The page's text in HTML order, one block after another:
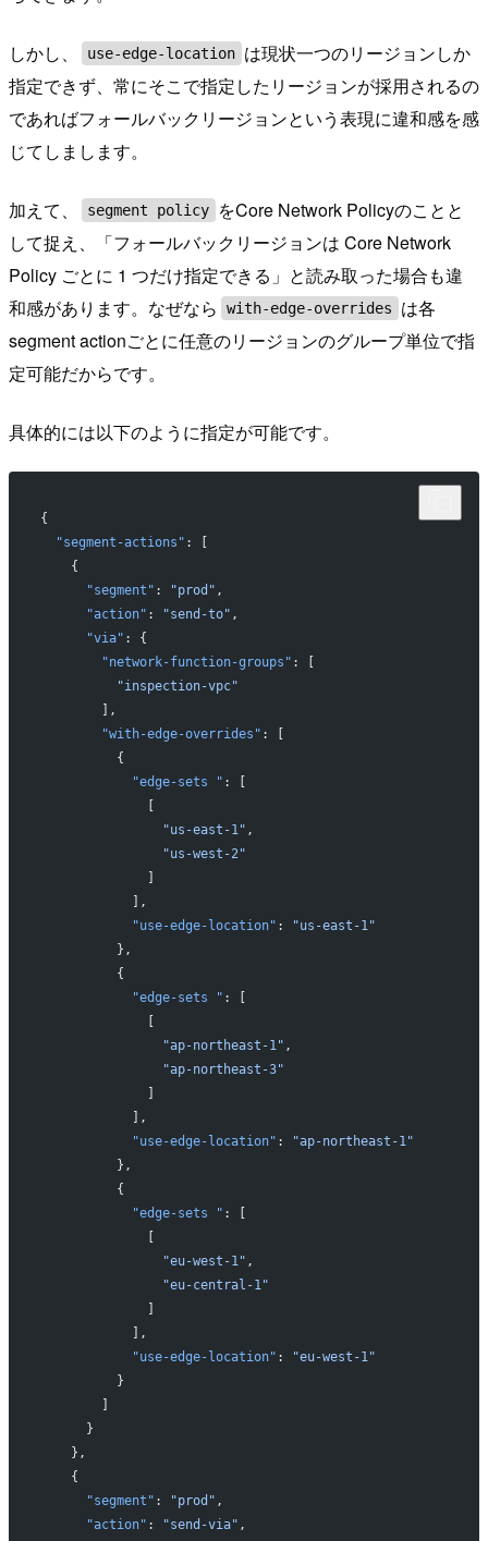
しかし、 use-edge-location は現状一つのリージョンしか
指定できず、常にそこで指定したリージョンが採用されるの
であればフォールバックリージョンという表現に違和感を感
じてしまします。
加えて、 segment policy
をCore Network Policyのことと
して捉え、「フォールバックリージョンは Core Network
Policy ごとに 1 つだけ指定できる」と読み取った場合も違
和感があります。なぜなら
with-edge-overrides
は各
segment actionごとに任意のリージョンのグループ単位で指
定可能だからです。
具体的には以下のように指定が可能です。
{
  "segment-actions"
: [
    {
      "segment"
: "prod" ,
      "action"
: "send-to" ,
      "via"
: {
        "network-function-groups"
: [
          "inspection-vpc"
        ],
        "with-edge-overrides"
: [
          {
            "edge-sets "
: [
                "us-east-1"
,
                "us-west-2"
            ],
            "use-edge-location"
:
"us-east-1"
          },
          {
            "edge-sets "
: [
                "ap-northeast-1"
,
                "ap-northeast-3"
            ],
            "use-edge-location"
:
"ap-northeast-1"
          },
          {
            "edge-sets "
: [
                "eu-west-1"
,
                "eu-central-1"
            ],
            "use-edge-location"
:
"eu-west-1"
          }
      }
    },
    {
      "segment"
: "prod" ,
      "action"
: "send-via" ,